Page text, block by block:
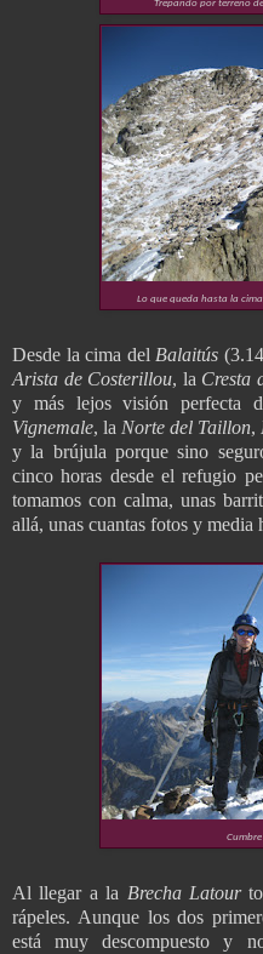
Trepando por terreno
Lo que queda hasta la
Desde la cima del Balaitús
Arista de Costerillou, la Cresta
y más lejos visión perfecta
Vignemale, la Norte del Taillon,
y la brújula porque sino
cinco horas desde el refugio
tomamos con calma, unas
allá, unas cuantas fotos y media
Al llegar a la Brecha Latour
rápeles. Aunque los dos
está muy descompuesto y